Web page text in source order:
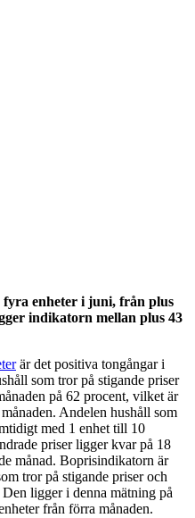
enheter i juni, från plus
indikatorn mellan plus 43
är det positiva tongångar i
som tror på stigande priser
på 62 procent, vilket är
Andelen hushåll som
med 1 enhet till 10
priser ligger kvar på 18
månad. Boprisindikatorn är
tror på stigande priser och
ligger i denna mätning på
från förra månaden.